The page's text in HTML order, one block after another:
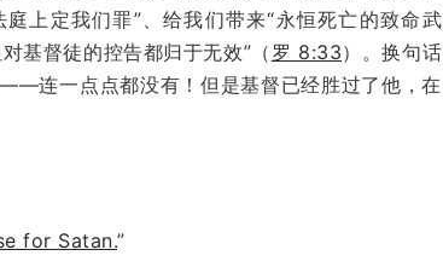
上定我们罪”、给我们带来“永恒死亡的致命武
基督徒的控告都归于无效”（ 罗 8:33）。换句话
连一点点都没有！但是基督已经胜过了他，在
for Satan.”